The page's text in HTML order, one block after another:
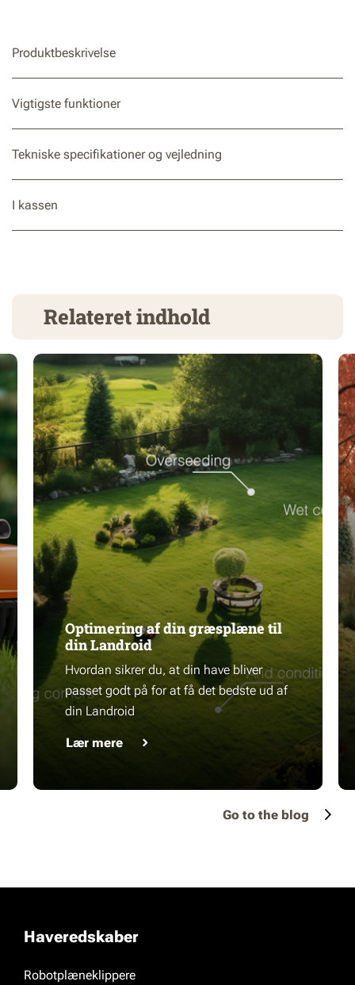
Produktbeskrivelse
Vigtigste funktioner
Tekniske specifikationer og vejledning
I kassen
Relateret indhold
Optimering af din græsplæne til
din Landroid
Hvordan sikrer du, at din have bliver
passet godt på for at få det bedste ud af
din Landroid
Lær mere
Go to the blog
Haveredskaber
Robotplæneklippere